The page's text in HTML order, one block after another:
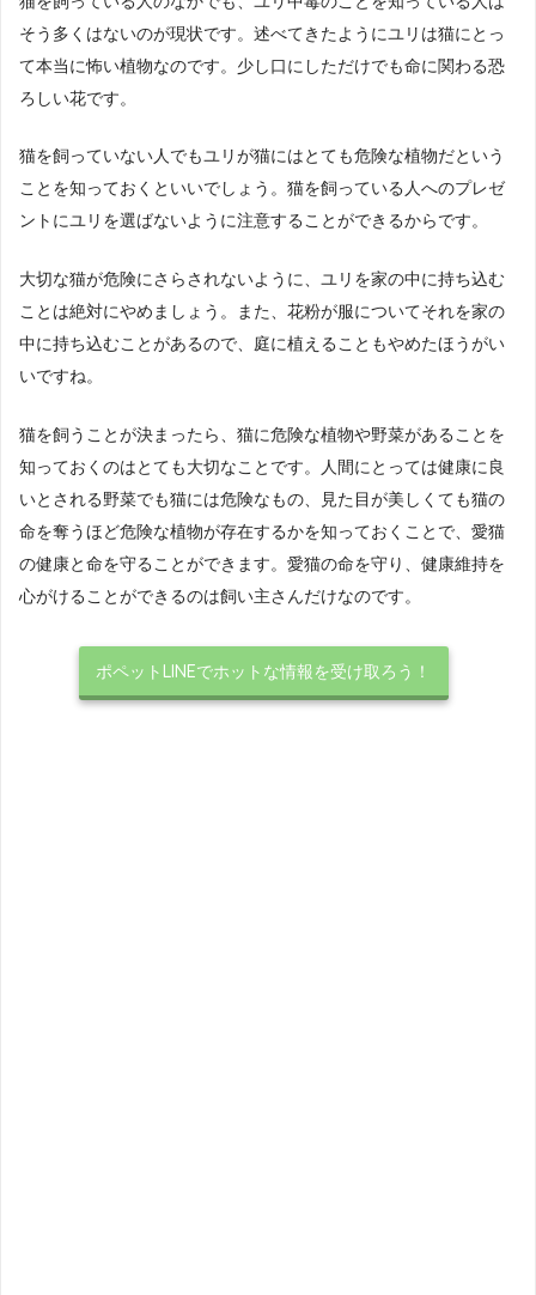
そう多くはないのが現状です。述べてきたようにユリは猫にとっ
て本当に怖い植物なのです。少し口にしただけでも命に関わる恐
ろしい花です。
猫を飼っていない人でもユリが猫にはとても危険な植物だという
ことを知っておくといいでしょう。猫を飼っている人へのプレゼ
ントにユリを選ばないように注意することができるからです。
大切な猫が危険にさらされないように、ユリを家の中に持ち込む
ことは絶対にやめましょう。また、花粉が服についてそれを家の
中に持ち込むことがあるので、庭に植えることもやめたほうがい
いですね。
猫を飼うことが決まったら、猫に危険な植物や野菜があることを
知っておくのはとても大切なことです。人間にとっては健康に良
いとされる野菜でも猫には危険なもの、見た目が美しくても猫の
命を奪うほど危険な植物が存在するかを知っておくことで、愛猫
の健康と命を守ることができます。愛猫の命を守り、健康維持を
心がけることができるのは飼い主さんだけなのです。
ポペットLINEでホットな情報を受け取ろう！